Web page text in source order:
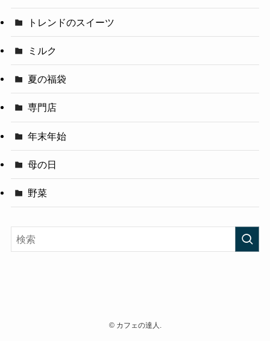
トレンドのスイーツ
ミルク
夏の福袋
専門店
年末年始
母の日
野菜
©カフェの達人.